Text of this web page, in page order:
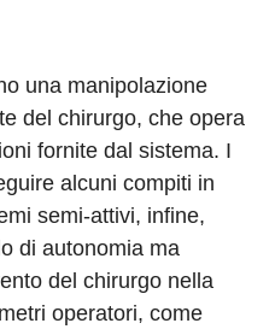
una manipolazione
del chirurgo, che opera
fornite dal sistema. I
alcuni compiti in
semi-attivi, infine,
di autonomia ma
del chirurgo nella
operatori, come